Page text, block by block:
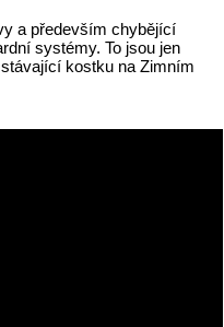
a především chybějící
systémy. To jsou jen
kostku na Zimním